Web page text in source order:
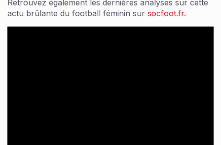
Retrouvez également les dernières analyses sur cette
actu brûlante du football féminin sur socfoot.fr.